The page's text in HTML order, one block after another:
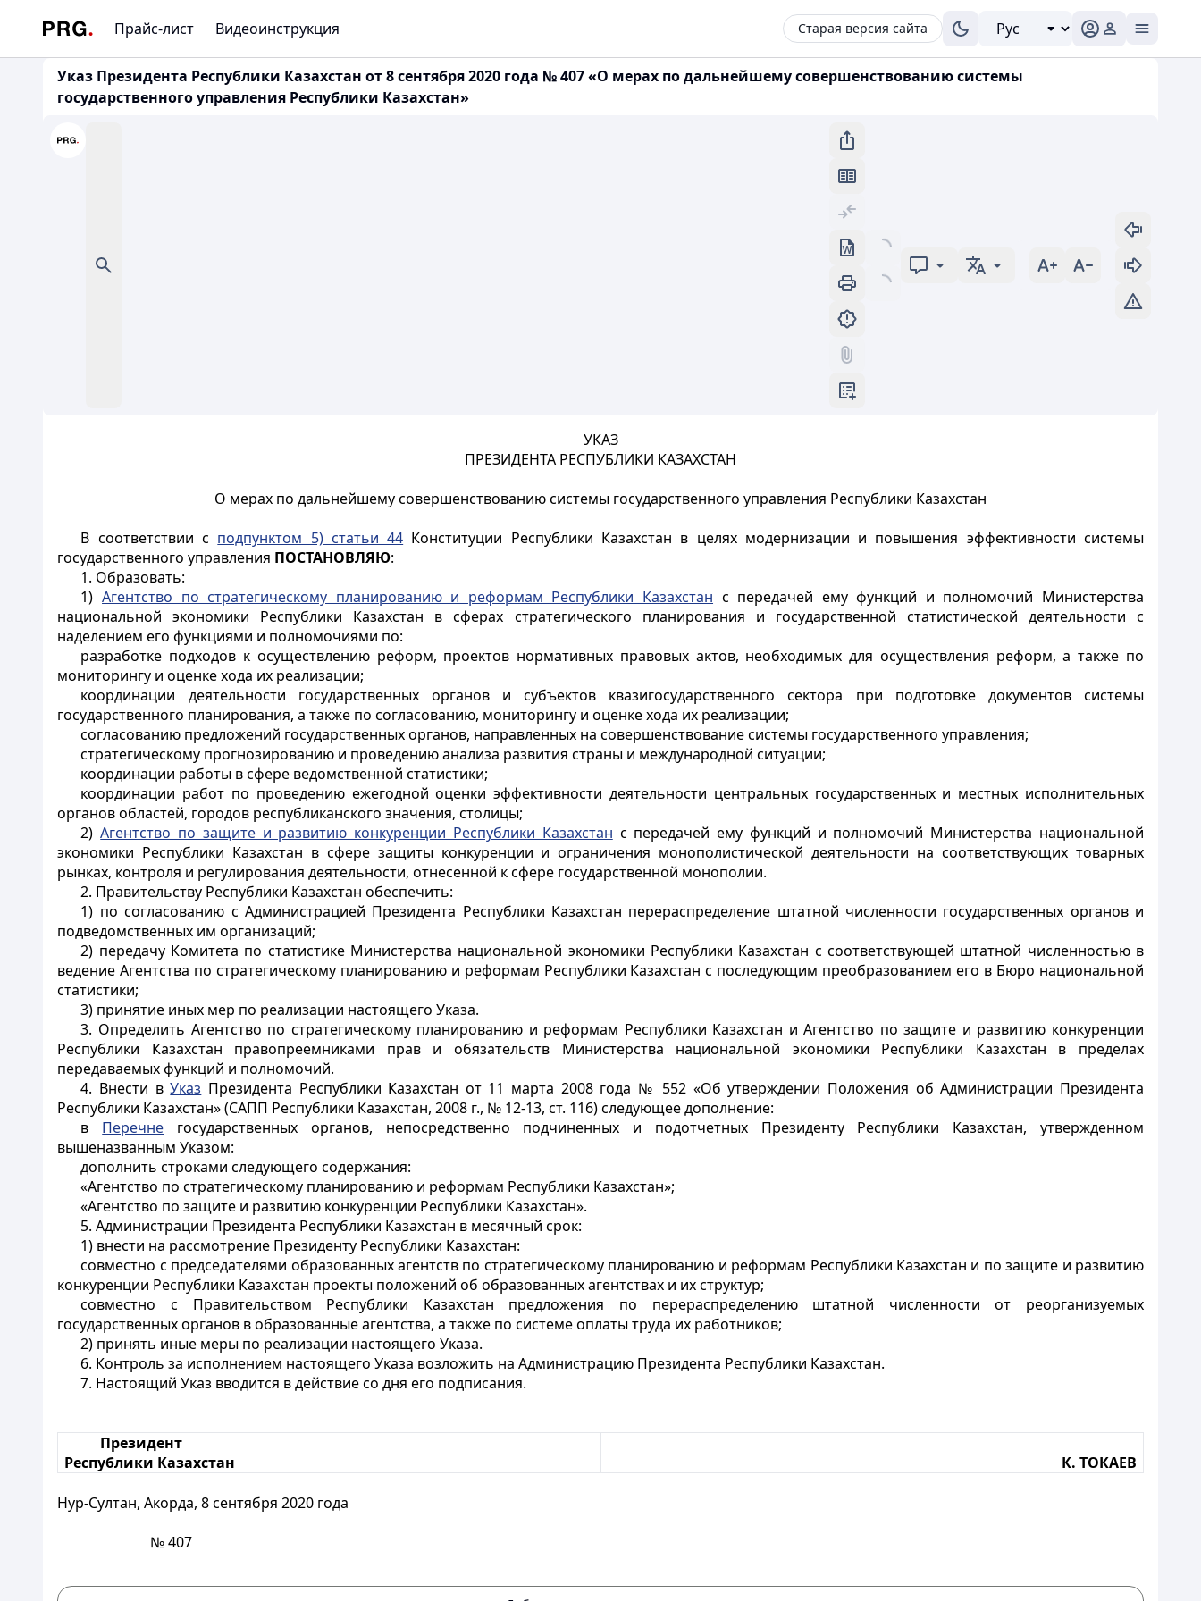
Прайс-лист Видеоинструкция Старая версия сайта
Указ Президента Республики Казахстан от 8 сентября 2020 года № 407 «О мерах по дальнейшему совершенствованию системы
государственного управления Республики Казахстан»
УКАЗ
ПРЕЗИДЕНТА РЕСПУБЛИКИ КАЗАХСТАН
О мерах по дальнейшему совершенствованию системы государственного управления Республики Казахстан
В соответствии с подпунктом 5) статьи 44 Конституции Республики Казахстан в целях модернизации и повышения эффективности системы
государственного управления ПОСТАНОВЛЯЮ:
1. Образовать:
1)Агентство по стратегическому планированию и реформам Республики Казахстан с передачей ему функций и полномочий Министерства
национальной экономики Республики Казахстан в сферах стратегического планирования и государственной статистической деятельности с
наделением его функциями и полномочиями по:
разработке подходов к осуществлению реформ, проектов нормативных правовых актов, необходимых для осуществления реформ, а также по
мониторингу и оценке хода их реализации;
координации деятельности государственных органов и субъектов квазигосударственного сектора при подготовке документов системы
государственного планирования, а также по согласованию, мониторингу и оценке хода их реализации;
согласованию предложений государственных органов, направленных на совершенствование системы государственного управления;
стратегическому прогнозированию и проведению анализа развития страны и международной ситуации;
координации работы в сфере ведомственной статистики;
координации работ по проведению ежегодной оценки эффективности деятельности центральных государственных и местных исполнительных
органов областей, городов республиканского значения, столицы;
2)Агентство по защите и развитию конкуренции Республики Казахстан с передачей ему функций и полномочий Министерства национальной
экономики Республики Казахстан в сфере защиты конкуренции и ограничения монополистической деятельности на соответствующих товарных
рынках, контроля и регулирования деятельности, отнесенной к сфере государственной монополии.
2. Правительству Республики Казахстан обеспечить:
1) по согласованию с Администрацией Президента Республики Казахстан перераспределение штатной численности государственных органов и
подведомственных им организаций;
2) передачу Комитета по статистике Министерства национальной экономики Республики Казахстан с соответствующей штатной численностью в
ведение Агентства по стратегическому планированию и реформам Республики Казахстан с последующим преобразованием его в Бюро национальной
статистики;
3) принятие иных мер по реализации настоящего Указа.
3. Определить Агентство по стратегическому планированию и реформам Республики Казахстан и Агентство по защите и развитию конкуренции
Республики Казахстан правопреемниками прав и обязательств Министерства национальной экономики Республики Казахстан в пределах
передаваемых функций и полномочий.
4. Внести вУказ Президента Республики Казахстан от 11 марта 2008 года № 552 «Об утверждении Положения об Администрации Президента
Республики Казахстан» (САПП Республики Казахстан, 2008 г., № 12-13, ст. 116) следующее дополнение:
в Перечне государственных органов, непосредственно подчиненных и подотчетных Президенту Республики Казахстан, утвержденном
вышеназванным Указом:
дополнить строками следующего содержания:
«Агентство по стратегическому планированию и реформам Республики Казахстан»;
«Агентство по защите и развитию конкуренции Республики Казахстан».
5. Администрации Президента Республики Казахстан в месячный срок:
1) внести на рассмотрение Президенту Республики Казахстан:
совместно с председателями образованных агентств по стратегическому планированию и реформам Республики Казахстан и по защите и развитию
конкуренции Республики Казахстан проекты положений об образованных агентствах и их структур;
совместно с Правительством Республики Казахстан предложения по перераспределению штатной численности от реорганизуемых
государственных органов в образованные агентства, а также по системе оплаты труда их работников;
2) принять иные меры по реализации настоящего Указа.
6. Контроль за исполнением настоящего Указа возложить на Администрацию Президента Республики Казахстан.
7. Настоящий Указ вводится в действие со дня его подписания.
Президент
Республики Казахстан
К. ТОКАЕВ
Нур-Султан, Акорда, 8 сентября 2020 года
№ 407